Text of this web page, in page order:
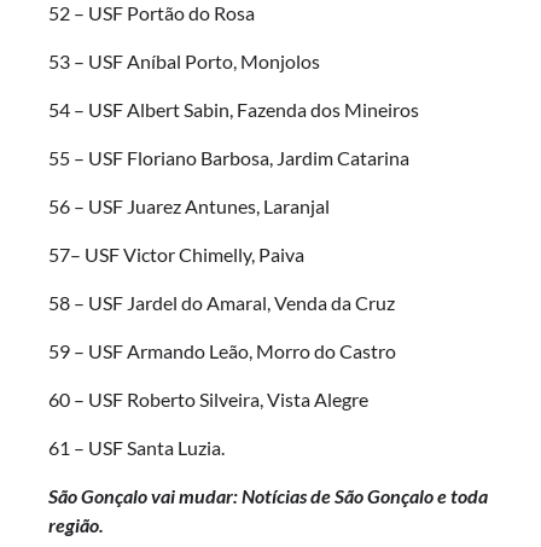
52 – USF Portão do Rosa
53 – USF Aníbal Porto, Monjolos
54 – USF Albert Sabin, Fazenda dos Mineiros
55 – USF Floriano Barbosa, Jardim Catarina
56 – USF Juarez Antunes, Laranjal
57– USF Victor Chimelly, Paiva
58 – USF Jardel do Amaral, Venda da Cruz
59 – USF Armando Leão, Morro do Castro
60 – USF Roberto Silveira, Vista Alegre
61 – USF Santa Luzia.
São Gonçalo vai mudar: Notícias de São Gonçalo e toda
região.